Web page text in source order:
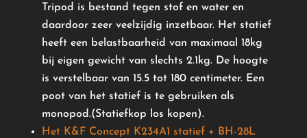
Tripod is bestand tegen stof en water en
daardoor zeer veelzijdig inzetbaar. Het statief
heeft een belastbaarheid van maximaal 18kg
bij eigen gewicht van slechts 2.1kg. De hoogte
is verstelbaar van 15.5 tot 180 centimeter. Een
poot van het statief is te gebruiken als
monopod.(Statiefkop los kopen).
Het K&F Concept K234A1 statief + BH-28L